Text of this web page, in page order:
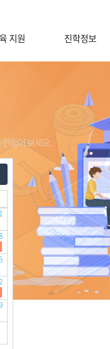
지원
체험)
탐색
진학정보
대학별 정보
들어 보세요.
들어 보세요.
들어 보세요.
들어 보세요.
1